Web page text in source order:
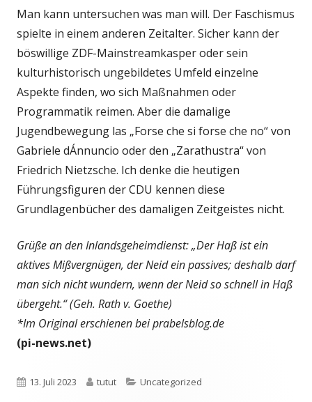
Man kann untersuchen was man will. Der Faschismus
spielte in einem anderen Zeitalter. Sicher kann der
böswillige ZDF-Mainstreamkasper oder sein
kulturhistorisch ungebildetes Umfeld einzelne
Aspekte finden, wo sich Maßnahmen oder
Programmatik reimen. Aber die damalige
Jugendbewegung las „Forse che si forse che no“ von
Gabriele dÁnnuncio oder den „Zarathustra“ von
Friedrich Nietzsche. Ich denke die heutigen
Führungsfiguren der CDU kennen diese
Grundlagenbücher des damaligen Zeitgeistes nicht.
Grüße an den Inlandsgeheimdienst: „Der Haß ist ein
aktives Mißvergnügen, der Neid ein passives; deshalb darf
man sich nicht wundern, wenn der Neid so schnell in Haß
übergeht.“ (Geh. Rath v. Goethe)
*Im Original erschienen bei prabelsblog.de
(pi-news.net)
Veröffentlicht
13. Juli 2023 Autor
tutut Kategorien
Uncategorized